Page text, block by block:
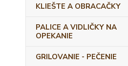
KLIEŠTE A OBRACAČKY
PALICE A VIDLIČKY NA
OPEKANIE
GRILOVANIE - PEČENIE